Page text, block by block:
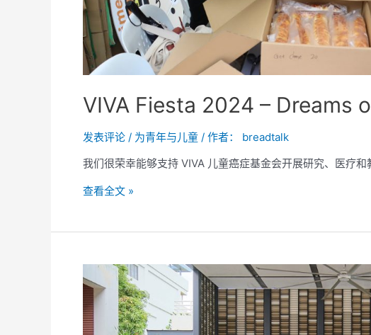
VIVA Fiesta 2024 – Dreams
发表评论 / 为青年与儿童 / 作者：
breadtalk
我们很荣幸能够支持 VIVA 儿童癌症基金会开展研究、医疗
查看全文 »